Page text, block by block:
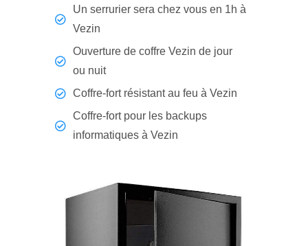
Un serrurier sera chez vous en 1h à
Vezin
Ouverture de coffre Vezin de jour
ou nuit
Coffre-fort résistant au feu à Vezin
Coffre-fort pour les backups
informatiques à Vezin